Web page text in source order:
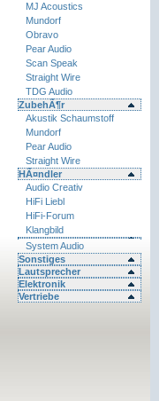
MJ Acoustics
Mundorf
Obravo
Pear Audio
Scan Speak
Straight Wire
TDG Audio
ZubehÃ¶r
Akustik Schaumstoff
Mundorf
Pear Audio
Straight Wire
HÃ¤ndler
Audio Creativ
HiFi Liebl
HiFi-Forum
Klangbild
System Audio
Sonstiges
Lautsprecher
Elektronik
Vertriebe